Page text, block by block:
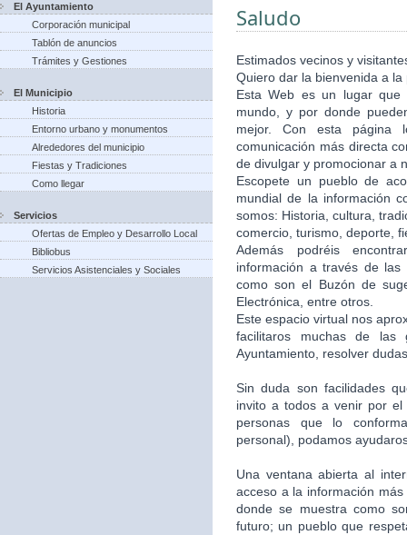
El Ayuntamiento
Corporación municipal
Tablón de anuncios
Trámites y Gestiones
El Municipio
Historia
Entorno urbano y monumentos
Alrededores del municipio
Fiestas y Tradiciones
Como llegar
Servicios
Ofertas de Empleo y Desarrollo Local
Bibliobus
Servicios Asistenciales y Sociales
Saludo
Estimados vecinos y
Quiero dar la bienvenida a
Esta Web es un lugar
mundo, y por donde
mejor. Con esta página
comunicación más directa
de divulgar y promocionar a
Escopete un pueblo de
mundial de la información
somos: Historia, cultura,
comercio, turismo, deporte,
Además podréis
información a través de
como son el Buzón de
Electrónica, entre otros.
Este espacio virtual nos
facilitaros muchas de
Ayuntamiento, resolver
Sin duda son facilidades
invito a todos a venir por
personas que lo
personal), podamos
Una ventana abierta al
acceso a la información
donde se muestra como
futuro; un pueblo que